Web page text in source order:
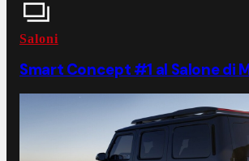
Saloni
Smart Concept #1 al Salone di